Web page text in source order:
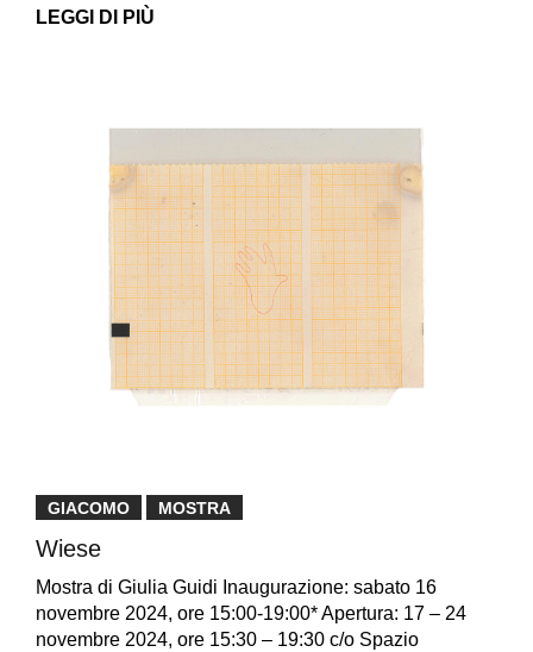
LEGGI DI PIÙ
GIACOMO MOSTRA
Wiese
Mostra di Giulia Guidi Inaugurazione: sabato 16
novembre 2024, ore 15:00-19:00* Apertura: 17 – 24
novembre 2024, ore 15:30 – 19:30 c/o Spazio